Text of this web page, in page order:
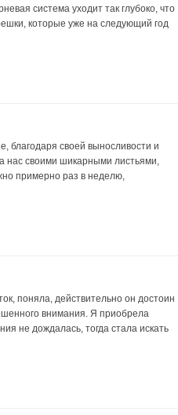
система уходит так глубоко, что
которые уже на следующий год
благодаря своей выносливости и
нас своими шикарными листьями,
примерно раз в неделю,
поняла, действительно он достоин
внимания. Я приобрела
не дождалась, тогда стала искать